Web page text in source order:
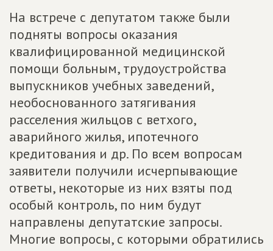
На встрече с депутатом также были
подняты вопросы оказания
квалифицированной медицинской
помощи больным, трудоустройства
выпускников учебных заведений,
необоснованного затягивания
расселения жильцов с ветхого,
аварийного жилья, ипотечного
кредитования и др. По всем вопросам
заявители получили исчерпывающие
ответы, некоторые из них взяты под
особый контроль, по ним будут
направлены депутатские запросы.
Многие вопросы, с которыми обратились